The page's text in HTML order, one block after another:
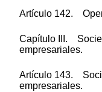
Artículo 142.
Capítulo III.
empresariales.
Artículo 143.
empresariales.